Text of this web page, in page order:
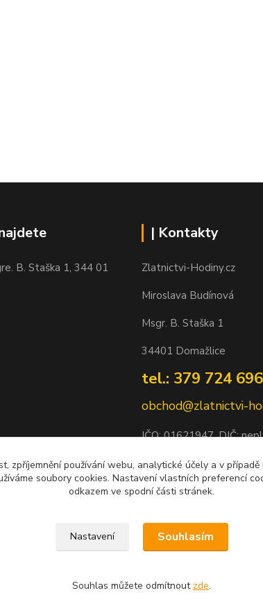
B. Staška 1, 344 01
| Kontakty
Zlatnictvi-Hodiny.cz
Miroslava Budínová
Msgr. B. Staška 1
34401 Domažlice
tel.: 379 724 696
obchod@zlatnictvi-
IČO: 01621947, DIČ:
Bankovní spojení:
zpříjemnění používání webu, analytické účely a v
soubory cookies. Nastavení vlastních preferencí
odkazem ve spodní části stránek.
Nastavení Souhlasím
Souhlas můžete odmítnout zde.